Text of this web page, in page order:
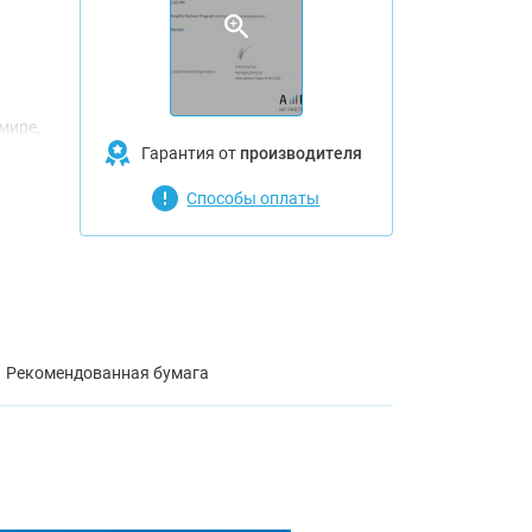
Гарантия от производителя
Способы оплаты
Рекомендованная бумага